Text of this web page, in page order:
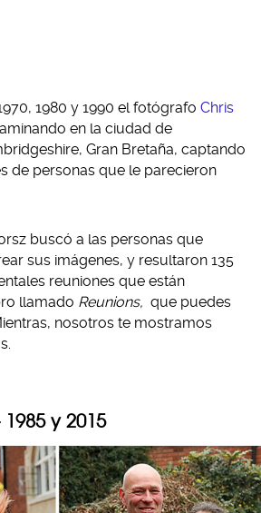
1980 y 1990 el fotógrafo Chris
en la ciudad de
Gran Bretaña, captando
de personas que le parecieron
buscó a las personas que
sus imágenes, y resultaron 135
reuniones que están
llamado Reunions, que puedes
nosotros te mostramos
y 2015